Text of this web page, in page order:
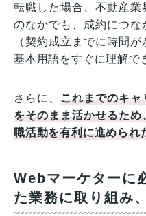
転職した場合、不動産
のなかでも、成約につ
（契約成立までに時間
基本用語をすぐに理解で
さらに、これまでのキャ
をそのまま活かせるた
職活動を有利に進められ
Webマーケターに
た業務に取り組み